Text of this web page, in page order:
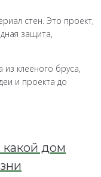
стен. Это проект,
защита,
клееного бруса,
и проекта до
дом